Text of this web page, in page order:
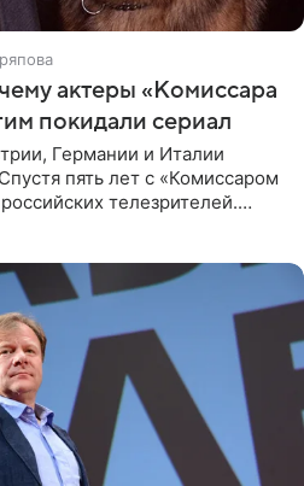
актеры «Комиссара
покидали сериал
Германии и Италии
пять лет с «Комиссаром
телезрителей.